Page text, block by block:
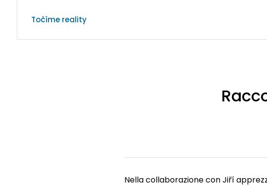
Točíme reality
Nella collaborazione con Jiří